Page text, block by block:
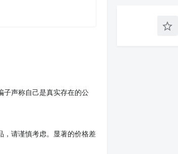
子声称自己是真实存在的公
，请谨慎考虑。显著的价格差